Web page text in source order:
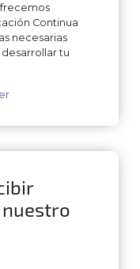
Continua
necesarias
desarrollar tu